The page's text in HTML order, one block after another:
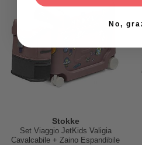
Stokke
Set Viaggio JetKids Valigia
Cavalcabile + Zaino Espandibile
No,